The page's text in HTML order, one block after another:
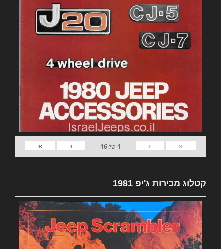
«
‹
1 של16
›
»
קטלוג מכירות ג'יפ 1981